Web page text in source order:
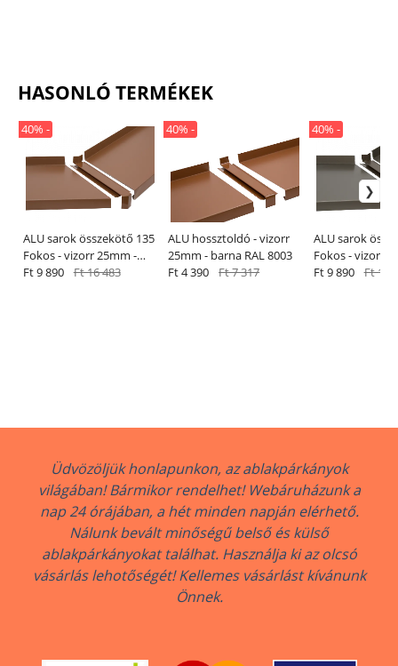
HASONLÓ TERMÉKEK
ALU sarok összekötő 135
Fokos - vizorr 25mm -
barna RAL 8003
40% -
Ft 9 890 Ft 16 483
ALU hossztoldó - vizorr
25mm - barna RAL 8003
40% -
Ft 4 390 Ft 7 317
ALU sarok
Fokos - vizorr 25mm -
bronz elox RAL
40% -
Ft 9 890 Ft 16
Üdvözöljük honlapunkon, az ablakpárkányok
világában! Bármikor rendelhet! Webáruházunk a
nap 24 órájában, a hét minden napján elérhető.
Nálunk bevált minőségű belső és külső
ablakpárkányokat találhat. Használja ki az olcsó
vásárlás lehotőségét! Kellemes vásárlást kívánunk
Önnek.